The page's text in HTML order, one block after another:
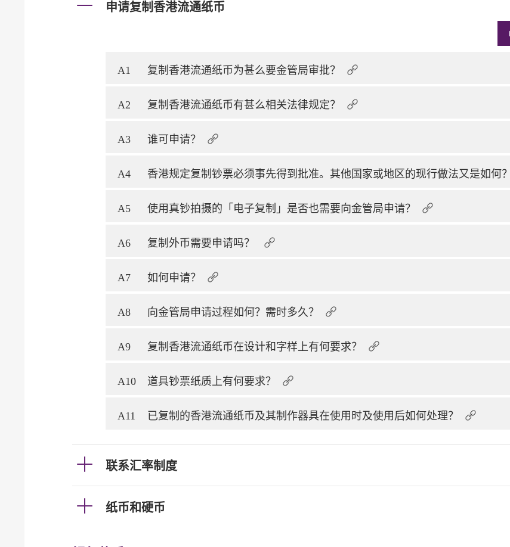
申请复制香港流通纸币
A1 复制香港流通纸币为甚么要金管局审批？
A2 复制香港流通纸币有甚么相关法律规定？
A3 谁可申请？
A4 香港规定复制钞票必须事先得到批准。其他国家或地区的现行做法又是如何？
A5 使用真钞拍摄的「电子复制」是否也需要向金管局申请？
A6 复制外币需要申请吗？
A7 如何申请？
A8 向金管局申请过程如何？需时多久？
A9 复制香港流通纸币在设计和字样上有何要求？
A10 道具钞票纸质上有何要求？
A11 已复制的香港流通纸币及其制作器具在使用时及使用后如何处理？
联系汇率制度
纸币和硬币